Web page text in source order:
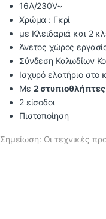
16Α/230V~
Χρώμα : Γκρί
με Κλειδαριά και 2
Άνετος χώρος
Σύνδεση Καλωδίων
Ισχυρό ελατήριο στο
Με 2
2 είσοδοι
Πιστοποίηση
Σημείωση: Οι τεχνικές